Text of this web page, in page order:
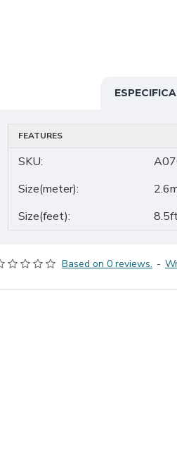
FEATURES
SKU:
Size(meter):
Size(feet):
Based on 0 reviews. -